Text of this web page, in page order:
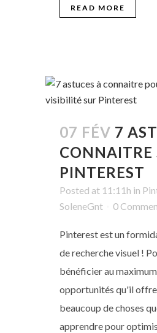
READ MORE
07 FÉV 7
CONNAITRE
PINTEREST
Posted at 11:11h in
SoleneGnt
0
Pinterest est un
de recherche visuel !
bénéficier au
opportunités qu'il
beaucoup de choses
apprendre pour